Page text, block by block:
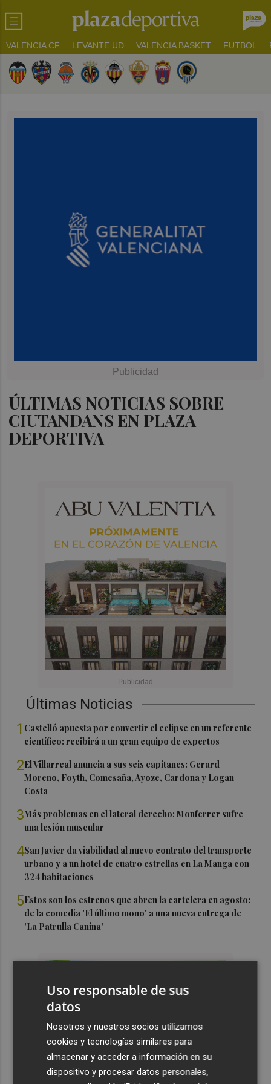
VALENCIA CF LEVANTE UD VALENCIA BASKET FUTBOL
ÚLTIMAS NOTICIAS SOBRE
CIUTANDANS EN PLAZA
DEPORTIVA
Últimas Noticias
1 Castelló apuesta por convertir el eclipse en un referente
científico: recibirá a un gran equipo de expertos
2El Villarreal anuncia a sus seis capitanes: Gerard
Moreno, Foyth, Comesaña, Ayoze, Cardona y Logan
Costa
3Más problemas en el lateral derecho: Monferrer sufre
una lesión muscular
4San Javier da viabilidad al nuevo contrato del transporte
urbano y a un hotel de cuatro estrellas en La Manga con
324 habitaciones
5Estos son los estrenos que abren la cartelera en agosto:
de la comedia 'El último mono' a una nueva entrega de
'La Patrulla Canina'
Uso responsable de sus
datos
Nosotros y nuestros socios utilizamos
cookies y tecnologías similares para
almacenar y acceder a información en su
dispositivo y procesar datos personales,